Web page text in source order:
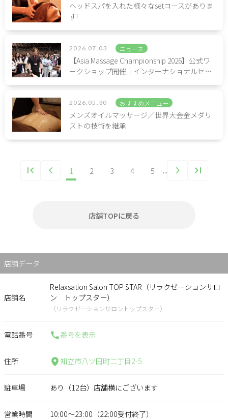
ヘッドスパを入れた様々なsetコースがありま
す!
2026.07.03 ニュース
【Asia Massage Championship 2026】公式ワ
ークショップ開催｜インターナショナルセ…
2026.05.30 おすすめメニュー
メンズオイルマッサージ／世界大会金メダリ
ストの技術を継承
1 2 3 4 5 ...
店舗TOPに戻る
店舗データ
店舗名
Relaxsation Salon TOP STAR（リラクゼーションサロ
ン トップスター）
（リラクゼーションサロントップスター）
電話番号 番号を表示
住所 知立市八ツ田町二丁目2-5
駐車場 あり（12台）店舗横にございます
営業時間 10:00～23:00（22:00受付終了）